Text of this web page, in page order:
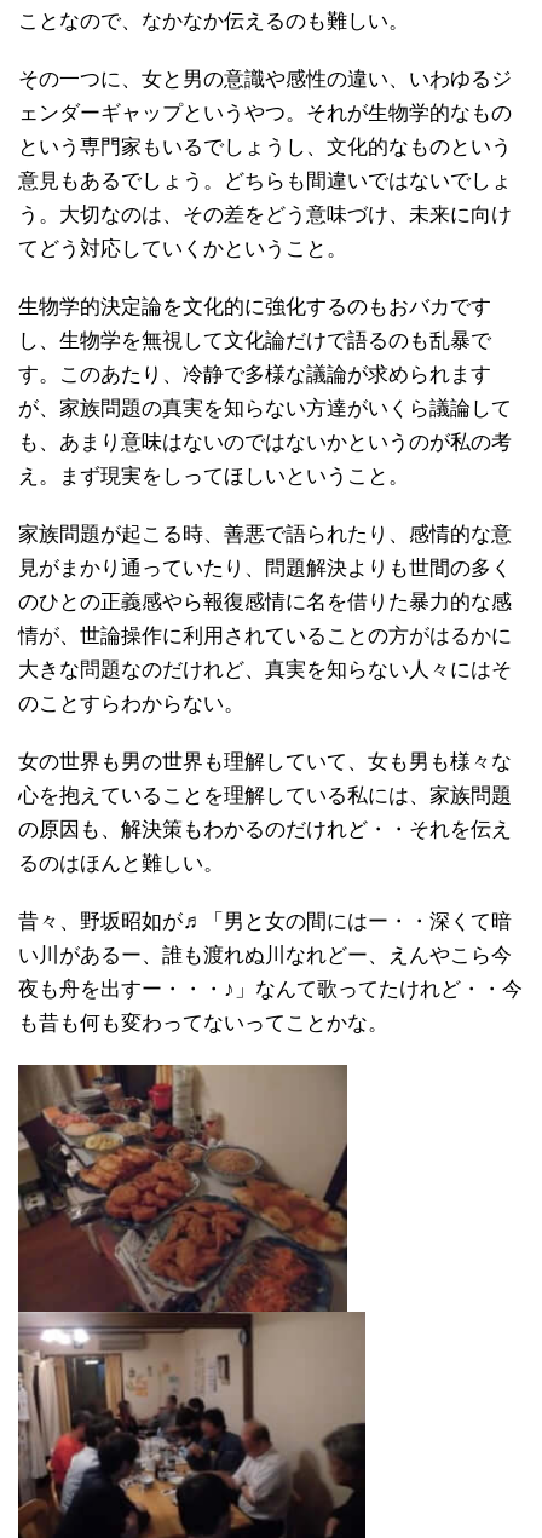
ことなので、なかなか伝えるのも難しい。
その一つに、女と男の意識や感性の違い、いわゆるジ
ェンダーギャップというやつ。それが生物学的なもの
という専門家もいるでしょうし、文化的なものという
意見もあるでしょう。どちらも間違いではないでしょ
う。大切なのは、その差をどう意味づけ、未来に向け
てどう対応していくかということ。
生物学的決定論を文化的に強化するのもおバカです
し、生物学を無視して文化論だけで語るのも乱暴で
す。このあたり、冷静で多様な議論が求められます
が、家族問題の真実を知らない方達がいくら議論して
も、あまり意味はないのではないかというのが私の考
え。まず現実をしってほしいということ。
家族問題が起こる時、善悪で語られたり、感情的な意
見がまかり通っていたり、問題解決よりも世間の多く
のひとの正義感やら報復感情に名を借りた暴力的な感
情が、世論操作に利用されていることの方がはるかに
大きな問題なのだけれど、真実を知らない人々にはそ
のことすらわからない。
女の世界も男の世界も理解していて、女も男も様々な
心を抱えていることを理解している私には、家族問題
の原因も、解決策もわかるのだけれど・・それを伝え
るのはほんと難しい。
昔々、野坂昭如が♬「男と女の間にはー・・深くて暗
い川があるー、誰も渡れぬ川なれどー、えんやこら今
夜も舟を出すー・・・♪」なんて歌ってたけれど・・今
も昔も何も変わってないってことかな。